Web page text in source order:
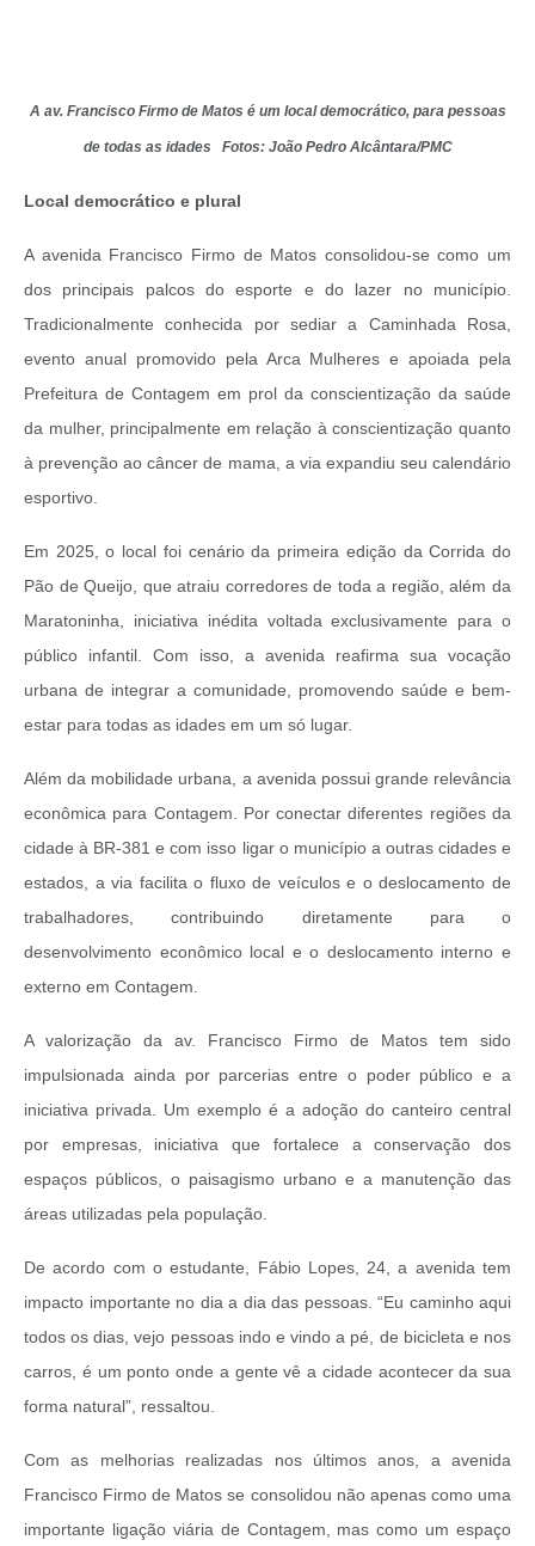
A av. Francisco Firmo de Matos é um local democrático, para pessoas
de todas as idades Fotos: João Pedro Alcântara/PMC
Local democrático e plural
A avenida Francisco Firmo de Matos consolidou-se como um
dos principais palcos do esporte e do lazer no município.
Tradicionalmente conhecida por sediar a Caminhada Rosa,
evento anual promovido pela Arca Mulheres e apoiada pela
Prefeitura de Contagem em prol da conscientização da saúde
da mulher, principalmente em relação à conscientização quanto
à prevenção ao câncer de mama, a via expandiu seu calendário
esportivo.
Em 2025, o local foi cenário da primeira edição da Corrida do
Pão de Queijo, que atraiu corredores de toda a região, além da
Maratoninha, iniciativa inédita voltada exclusivamente para o
público infantil. Com isso, a avenida reafirma sua vocação
urbana de integrar a comunidade, promovendo saúde e bem-
estar para todas as idades em um só lugar.
Além da mobilidade urbana, a avenida possui grande relevância
econômica para Contagem. Por conectar diferentes regiões da
cidade à BR-381 e com isso ligar o município a outras cidades e
estados, a via facilita o fluxo de veículos e o deslocamento de
trabalhadores, contribuindo diretamente para o
desenvolvimento econômico local e o deslocamento interno e
externo em Contagem.
A valorização da av. Francisco Firmo de Matos tem sido
impulsionada ainda por parcerias entre o poder público e a
iniciativa privada. Um exemplo é a adoção do canteiro central
por empresas, iniciativa que fortalece a conservação dos
espaços públicos, o paisagismo urbano e a manutenção das
áreas utilizadas pela população.
De acordo com o estudante, Fábio Lopes, 24, a avenida tem
impacto importante no dia a dia das pessoas. “Eu caminho aqui
todos os dias, vejo pessoas indo e vindo a pé, de bicicleta e nos
carros, é um ponto onde a gente vê a cidade acontecer da sua
forma natural”, ressaltou.
Com as melhorias realizadas nos últimos anos, a avenida
Francisco Firmo de Matos se consolidou não apenas como uma
importante ligação viária de Contagem, mas como um espaço